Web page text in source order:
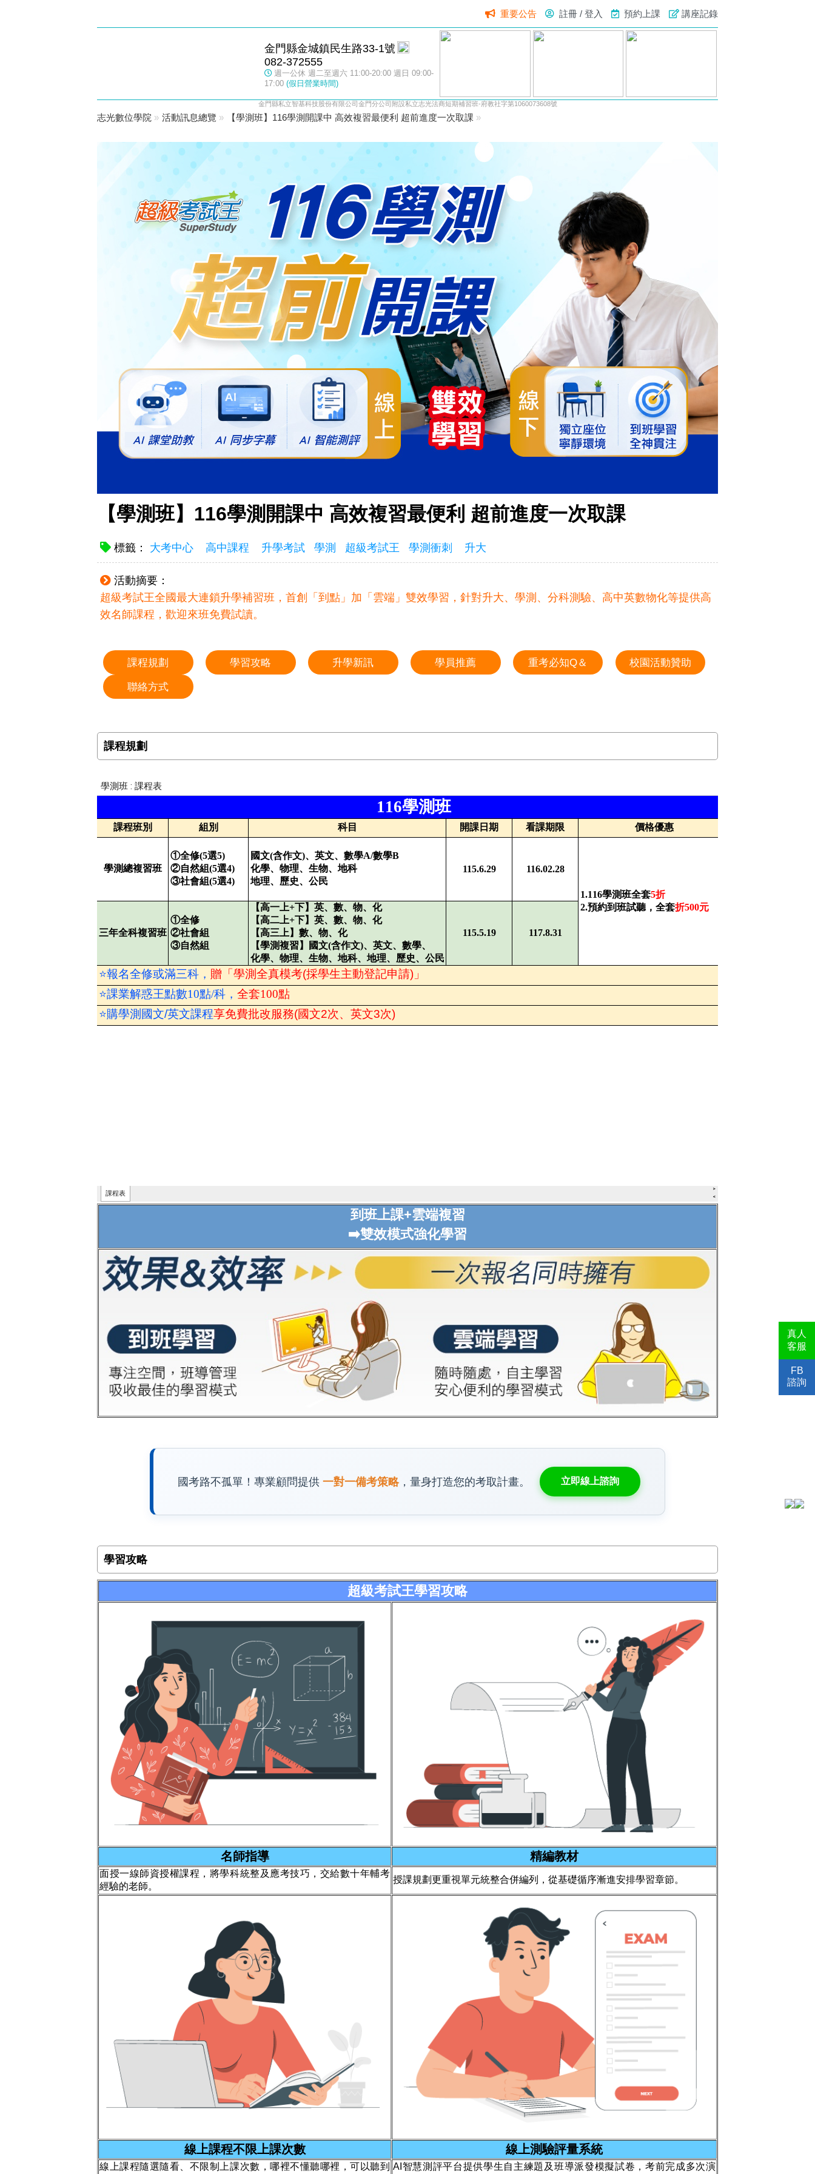
重要公告 註冊 / 登入 預約上課 講座記錄
金門縣金城鎮民生路33-1號
082-372555
週一公休 週二至週六 11:00-20:00 週日 09:00-
17:00 (假日營業時間)
真人
客服
FB
諮詢
金門縣私立智基科技股份有限公司金門分公司附設私立志光法商短期補習班-府教社字第1060073608號
志光數位學院 » 活動訊息總覽 » 【學測班】116學測開課中 高效複習最便利 超前進度一次取課 »
【學測班】116學測開課中 高效複習最便利 超前進度一次取課
標籤： 大考中心 高中課程 升學考試 學測 超級考試王 學測衝刺 升大
活動摘要：
超級考試王全國最大連鎖升學補習班，首創「到點」加「雲端」雙效學習，針對升大、學測、分科測驗、高中英數物化等提供高
效名師課程，歡迎來班免費試讀。
課程規劃 學習攻略 升學新訊 學員推薦 重考必知Q＆ 校園活動贊助
聯絡方式
課程規劃
到班上課+雲端複習
➡️雙效模式強化學習
國考路不孤單！專業顧問提供 一對一備考策略 ，量身打造您的考取計畫。 立即線上諮詢
學習攻略
超級考試王學習攻略
名師指導 精編教材
面授一線師資授權課程，將學科統整及應考技巧，交給數十年輔考
經驗的老師。
授課規劃更重視單元統整合併編列，從基礎循序漸進安排學習章節。
線上課程不限上課次數 線上測驗評量系統
線上課程隨選隨看、不限制上課次數，哪裡不懂聽哪裡，可以聽到 AI智慧測評平台提供學生自主練題及班導派發模擬試卷，考前完成多次演